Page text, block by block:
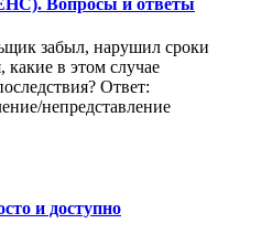
Вопросы и ответы
забыл, нарушил сроки
какие в этом случае
Ответ:
непредставление
и доступно